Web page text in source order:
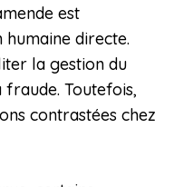
est
directe.
la gestion du
Toutefois,
contrastées chez